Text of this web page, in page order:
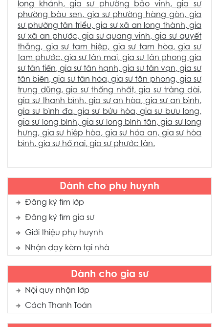
Dành cho phụ huynh
Đăng ký tìm lớp
Đăng ký tìm gia sư
Giới thiệu phụ huynh
Nhận dạy kèm tại nhà
Dành cho gia sư
Nội quy nhận lớp
Cách Thanh Toán
long khánh,gia sư phường bảo vinh,gia sư
phường bàu sen, gia sư phường hàng gòn, gia
sư phường tân triểu, gia sư xã an long thành, gia
sư xã an phước, gia sư quang vinh,gia sư quyết
thắng, gia sư tam hiệp, gia sư tam hòa,gia sư
tam phước,gia sư tân mai, gia sư tân phong gia
sư tân tiến, gia sư tân hạnh, gia sư tân vạn, gia sư
tân biên,gia sư tân hòa,gia sư tân phong, gia sư
trung dũng, gia sư thống nhất,gia sư trảng dài,
gia sư thanh bình, gia sư an hòa,gia sư an bình,
gia sư bình đa,gia sư bửu hòa,gia sư bưu long,
gia sư long bình, gia sư long bình tân,gia sư long
hưng, gia sư hiêp hòa, gia sư hóa an, gia sư hòa
bình. gia sư hố nai, gia sư phước tân.